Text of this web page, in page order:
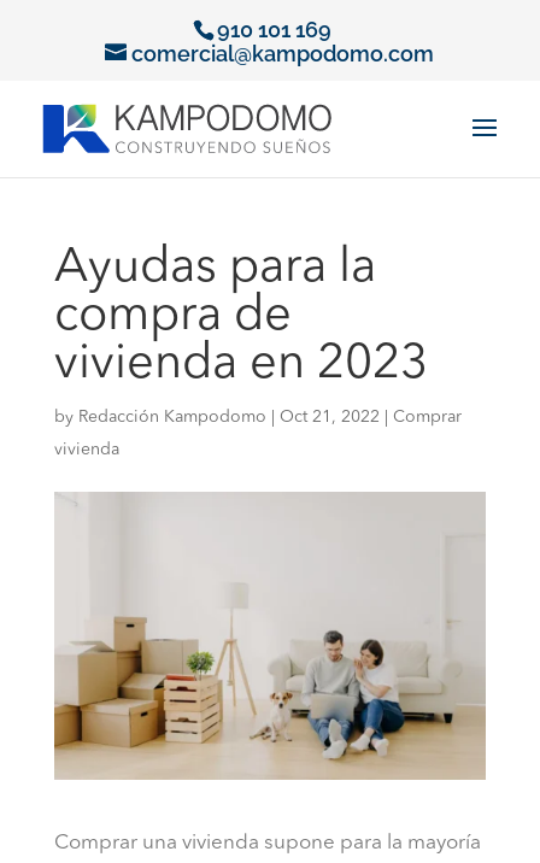
910 101 169
comercial@kampodomo.com
Ayudas para la
compra de
vivienda en 2023
by Redacción Kampodomo Oct 21, 2022
Comprar
vivienda
Comprar una vivienda supone para la mayoría